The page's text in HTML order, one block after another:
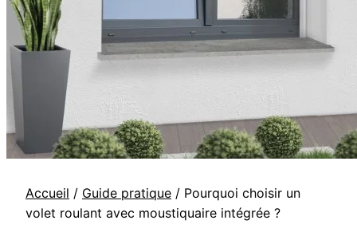
Accueil / Guide pratique / Pourquoi choisir un
volet roulant avec moustiquaire intégrée ?